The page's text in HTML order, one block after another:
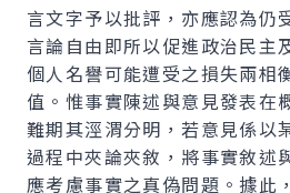
言文字予以批評，亦應認為仍
言論自由即所以促進政治民主
個人名譽可能遭受之損失兩相
值。惟事實陳述與意見發表在
難期其涇渭分明，若意見係以
過程中夾論夾敘，將事實敘述
應考慮事實之真偽問題。據此